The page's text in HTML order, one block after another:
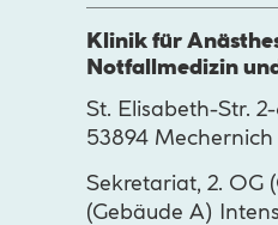
Klinik für
Notfallmedizin
St. Elisabeth-Str.
53894 Mechernich
Sekretariat, 2. OG
(Gebäude A)